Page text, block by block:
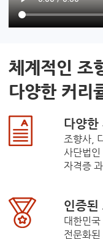
체계적인 조
다양한 커리
다양한
조향사,
사단법
자격증
인증된
대한민
전문화